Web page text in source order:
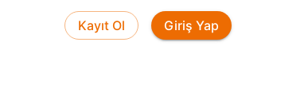
Kayıt Ol Giriş Yap